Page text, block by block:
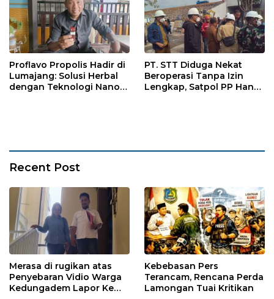
Proflavo Propolis Hadir di
Lumajang: Solusi Herbal
dengan Teknologi Nano
PT. STT Diduga Nekat
Beroperasi Tanpa Izin
Lengkap, Satpol PP Hanya
Recent Post
Merasa di rugikan atas
Penyebaran Vidio Warga
Kedungadem Lapor Ke
Kebebasan Pers
Terancam, Rencana Perda
Lamongan Tuai Kritikan